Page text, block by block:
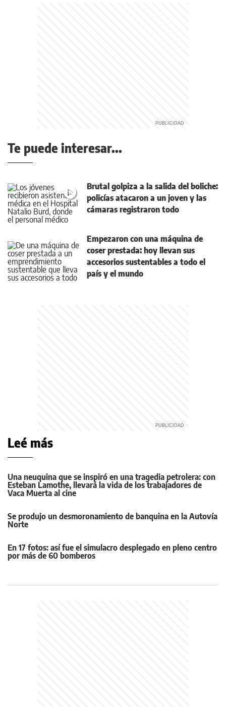
Te puede interesar...
Brutal golpiza a la salida del boliche:
policías atacaron a un joven y las
cámaras registraron todo
Empezaron con una máquina de
coser prestada: hoy llevan sus
accesorios sustentables a todo el
país y el mundo
Leé más
Una neuquina que se inspiró en una tragedia petrolera: con
Esteban Lamothe, llevará la vida de los trabajadores de
Vaca Muerta al cine
Se produjo un desmoronamiento de banquina en la Autovía
Norte
En 17 fotos: así fue el simulacro desplegado en pleno centro
por más de 60 bomberos